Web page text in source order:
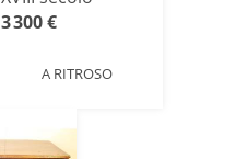
3 300 €
A RITROSO